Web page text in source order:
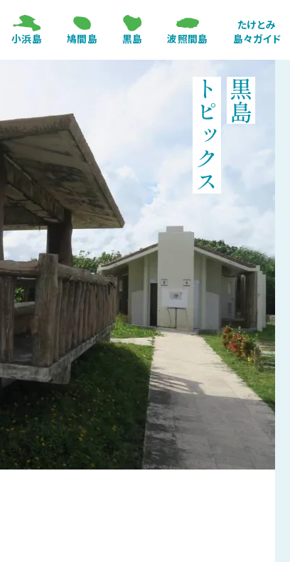
小浜島 鳩間島 黒島 波照間島
たけとみ
島々ガイド
黒島
トピックス